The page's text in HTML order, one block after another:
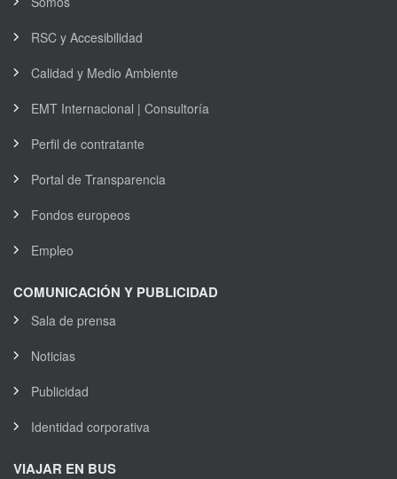
RSC y Accesibilidad
Calidad y Medio Ambiente
EMT Internacional | Consultoría
Perfil de contratante
Portal de Transparencia
Fondos europeos
Empleo
COMUNICACIÓN Y PUBLICIDAD
Sala de prensa
Noticias
Publicidad
Identidad corporativa
VIAJAR EN BUS